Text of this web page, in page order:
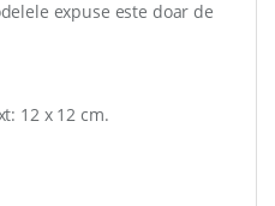
expuse este doar de
12 x 12 cm.